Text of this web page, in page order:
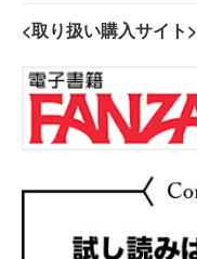
<取り扱い購入サイト>